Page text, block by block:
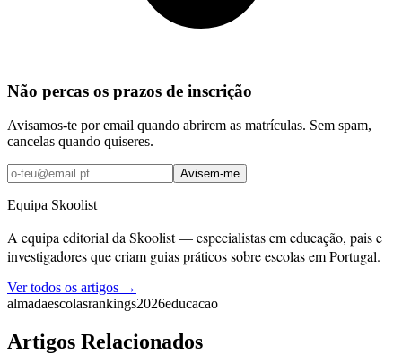
Não percas os prazos de inscrição
Avisamos-te por email quando abrirem as matrículas. Sem spam,
cancelas quando quiseres.
Avisem-me
Equipa Skoolist
A equipa editorial da Skoolist — especialistas em educação, pais e
investigadores que criam guias práticos sobre escolas em Portugal.
Ver todos os artigos →
almadaescolasrankings2026educacao
Artigos Relacionados